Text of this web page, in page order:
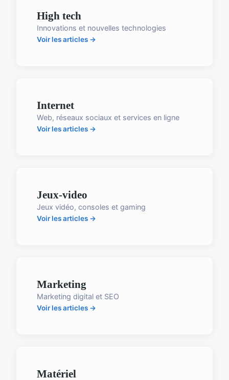
High tech
Innovations et nouvelles technologies
Voir les articles →
Internet
Web, réseaux sociaux et services en ligne
Voir les articles →
Jeux-video
Jeux vidéo, consoles et gaming
Voir les articles →
Marketing
Marketing digital et SEO
Voir les articles →
Matériel